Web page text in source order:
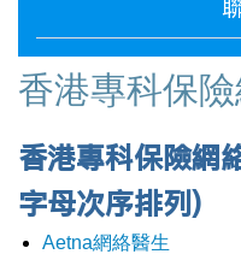
香港專科保
香港專科保險網
字母次序排列)
Aetna網絡醫生